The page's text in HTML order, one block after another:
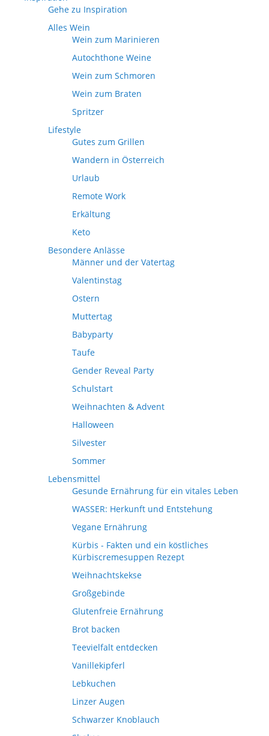
Gehe zu Inspiration
Alles Wein
Wein zum Marinieren
Autochthone Weine
Wein zum Schmoren
Wein zum Braten
Spritzer
Lifestyle
Gutes zum Grillen
Wandern in Österreich
Urlaub
Remote Work
Erkältung
Keto
Besondere Anlässe
Männer und der Vatertag
Valentinstag
Ostern
Muttertag
Babyparty
Taufe
Gender Reveal Party
Schulstart
Weihnachten & Advent
Halloween
Silvester
Sommer
Lebensmittel
Gesunde Ernährung für ein vitales Leben
WASSER: Herkunft und Entstehung
Vegane Ernährung
Kürbis - Fakten und ein köstliches
Kürbiscremesuppen Rezept
Weihnachtskekse
Großgebinde
Glutenfreie Ernährung
Brot backen
Teevielfalt entdecken
Vanillekipferl
Lebkuchen
Linzer Augen
Schwarzer Knoblauch